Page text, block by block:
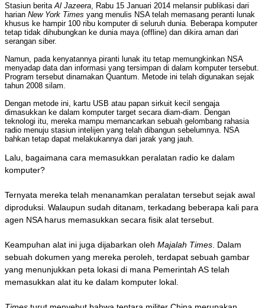
Stasiun beritaAl Jazeera, Rabu 15 Januari 2014 melansir publikasi dari
harian New York Times yang menulis NSA telah memasang peranti lunak
khusus ke hampir 100 ribu komputer di seluruh dunia. Beberapa komputer
tetap tidak dihubungkan ke dunia maya (offline) dan dikira aman dari
serangan siber.
Namun, pada kenyatannya piranti lunak itu tetap memungkinkan NSA
menyadap data dan informasi yang tersimpan di dalam komputer tersebut.
Program tersebut dinamakan Quantum. Metode ini telah digunakan sejak
tahun 2008 silam.
Dengan metode ini, kartu USB atau papan sirkuit kecil sengaja
dimasukkan ke dalam komputer target secara diam-diam. Dengan
teknologi itu, mereka mampu memancarkan sebuah gelombang rahasia
radio menuju stasiun intelijen yang telah dibangun sebelumnya. NSA
bahkan tetap dapat melakukannya dari jarak yang jauh.
Lalu, bagaimana cara memasukkan peralatan radio ke dalam
komputer?
Ternyata mereka telah menanamkan peralatan tersebut sejak awal
diproduksi. Walaupun sudah ditanam, terkadang beberapa kali para
agen NSA harus memasukkan secara fisik alat tersebut.
Keampuhan alat ini juga dijabarkan oleh Majalah Times . Dalam
sebuah dokumen yang mereka peroleh, terdapat sebuah gambar
yang menunjukkan peta lokasi di mana Pemerintah AS telah
memasukkan alat itu ke dalam komputer lokal.